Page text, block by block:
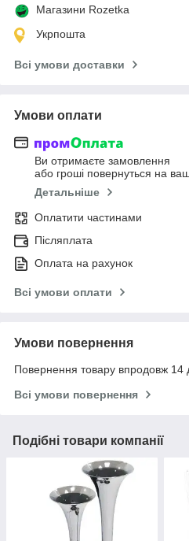
Магазини Rozetka
Укрпошта
Всі умови доставки
Умови оплати
Ви отримаєте замовлення
або гроші повернуться на
Детальніше
Оплатити частинами
Післяплата
Оплата на рахунок
Всі умови оплати
Умови повернення
Повернення товару впродовж 14
Всі умови повернення
Подібні товари компанії